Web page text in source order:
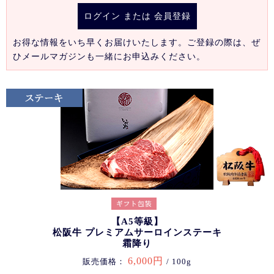
ログイン または 会員登録
お得な情報をいち早くお届けいたします。ご登録の際は、ぜ
ひメールマガジンも一緒にお申込みください。
【A5等級】
松阪牛 プレミアムサーロインステーキ
霜降り
販売価格： 6,000円 / 100g